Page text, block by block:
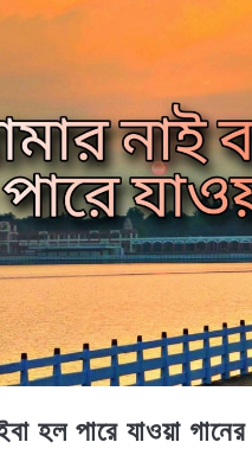
হল পারে যাওয়া গানের